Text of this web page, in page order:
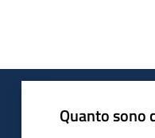
Quanto sono